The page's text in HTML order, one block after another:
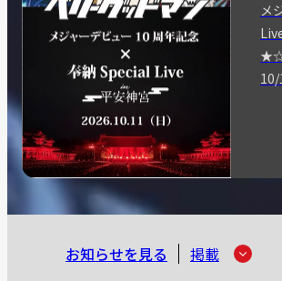
メ
お知らせを見る 掲載